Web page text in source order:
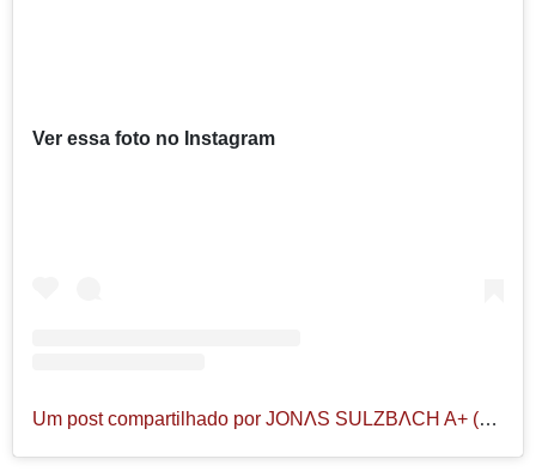
Ver essa foto no Instagram
Um post compartilhado por JONΛS SULZBΛCH A+ (@jonassulzbach)